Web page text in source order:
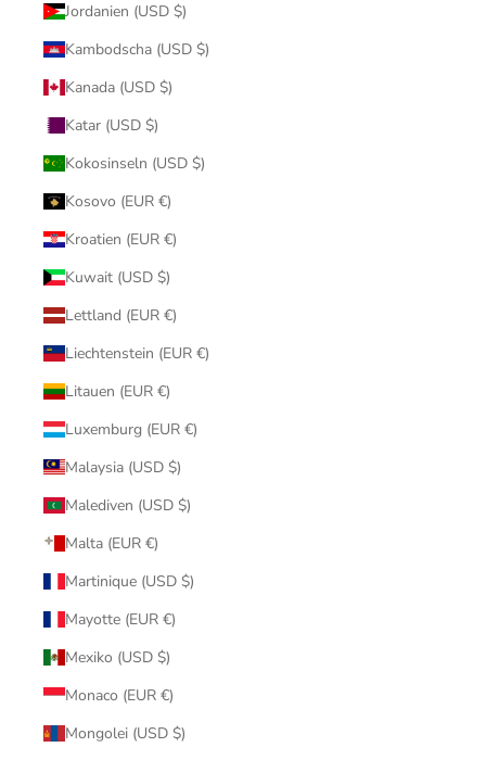
Jordanien (USD $)
Kambodscha (USD $)
Kanada (USD $)
Katar (USD $)
Kokosinseln (USD $)
Kosovo (EUR €)
Kroatien (EUR €)
Kuwait (USD $)
Lettland (EUR €)
Liechtenstein (EUR €)
Litauen (EUR €)
Luxemburg (EUR €)
Malaysia (USD $)
Malediven (USD $)
Malta (EUR €)
Martinique (USD $)
Mayotte (EUR €)
Mexiko (USD $)
Monaco (EUR €)
Mongolei (USD $)